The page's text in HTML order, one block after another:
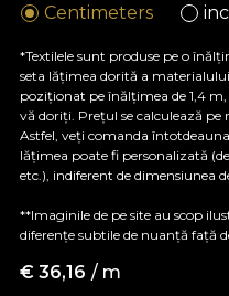
Centimeters
*Textilele sunt produse pe o
seta lățimea dorită a
poziționat pe înălțimea de 1,4
vă doriți. Prețul se calculează
Astfel, veți comanda
lățimea poate fi personalizată
etc.), indiferent de dimensiunea
**Imaginile de pe site au scop
diferențe subtile de nuanță față
€ 36,16 / m